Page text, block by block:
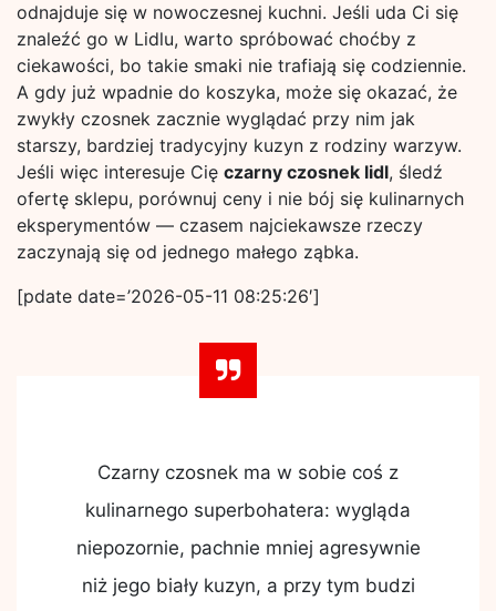
odnajduje się w nowoczesnej kuchni. Jeśli uda Ci się
znaleźć go w Lidlu, warto spróbować choćby z
ciekawości, bo takie smaki nie trafiają się codziennie.
A gdy już wpadnie do koszyka, może się okazać, że
zwykły czosnek zacznie wyglądać przy nim jak
starszy, bardziej tradycyjny kuzyn z rodziny warzyw.
Jeśli więc interesuje Cię czarny czosnek lidl, śledź
ofertę sklepu, porównuj ceny i nie bój się kulinarnych
eksperymentów — czasem najciekawsze rzeczy
zaczynają się od jednego małego ząbka.
[pdate date=’2026-05-11 08:25:26′]
Czarny czosnek ma w sobie coś z
kulinarnego superbohatera: wygląda
niepozornie, pachnie mniej agresywnie
niż jego biały kuzyn, a przy tym budzi